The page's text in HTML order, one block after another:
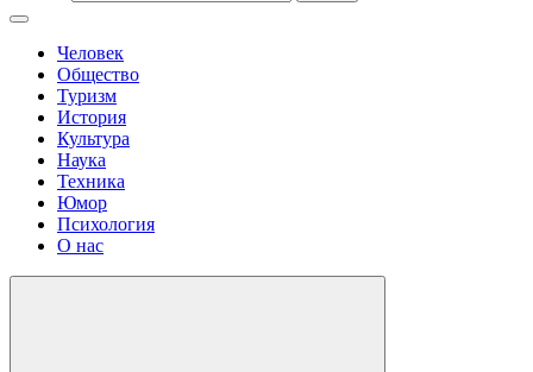
Человек
Общество
Туризм
История
Культура
Наука
Техника
Юмор
Психология
О нас